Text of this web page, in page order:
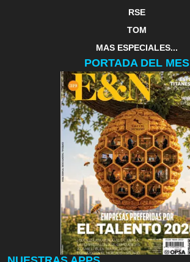
RSE
TOM
MAS ESPECIALES...
PORTADA DEL MES